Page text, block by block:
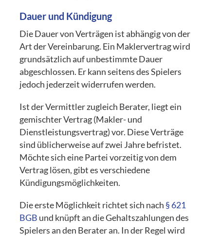
Dauer und Kündigung
Die Dauer von Verträgen ist abhängig von der
Art der Vereinbarung. Ein Maklervertrag wird
grundsätzlich auf unbestimmte Dauer
abgeschlossen. Er kann seitens des Spielers
jedoch jederzeit widerrufen werden.
Ist der Vermittler zugleich Berater, liegt ein
gemischter Vertrag (Makler- und
Dienstleistungsvertrag) vor. Diese Verträge
sind üblicherweise auf zwei Jahre befristet.
Möchte sich eine Partei vorzeitig von dem
Vertrag lösen, gibt es verschiedene
Kündigungsmöglichkeiten.
Die erste Möglichkeit richtet sich nach § 621
BGB und knüpft an die Gehaltszahlungen des
Spielers an den Berater an. In der Regel wird